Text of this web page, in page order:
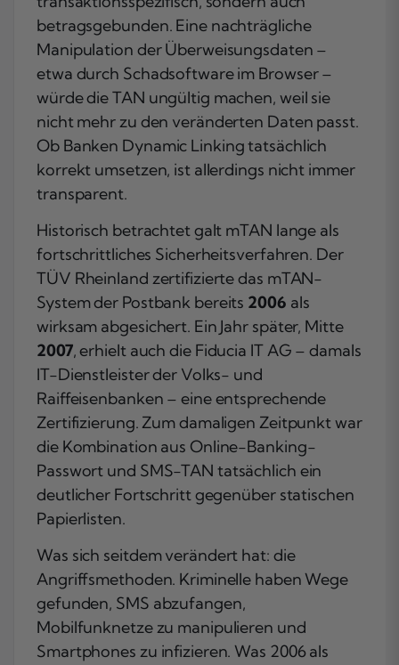
betragsgebunden. Eine nachträgliche
Manipulation der Überweisungsdaten –
etwa durch Schadsoftware im Browser –
würde die TAN ungültig machen, weil sie
nicht mehr zu den veränderten Daten passt.
Ob Banken Dynamic Linking tatsächlich
korrekt umsetzen, ist allerdings nicht immer
transparent.
Historisch betrachtet galt mTAN lange als
fortschrittliches Sicherheitsverfahren. Der
TÜV Rheinland zertifizierte das mTAN-
System der Postbank bereits 2006 als
wirksam abgesichert. Ein Jahr später, Mitte
2007, erhielt auch die Fiducia IT AG – damals
IT-Dienstleister der Volks- und
Raiffeisenbanken – eine entsprechende
Zertifizierung. Zum damaligen Zeitpunkt war
die Kombination aus Online-Banking-
Passwort und SMS-TAN tatsächlich ein
deutlicher Fortschritt gegenüber statischen
Papierlisten.
Was sich seitdem verändert hat: die
Angriffsmethoden. Kriminelle haben Wege
gefunden, SMS abzufangen,
Mobilfunknetze zu manipulieren und
Smartphones zu infizieren. Was 2006 als